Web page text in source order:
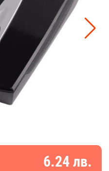
6.24 лв.